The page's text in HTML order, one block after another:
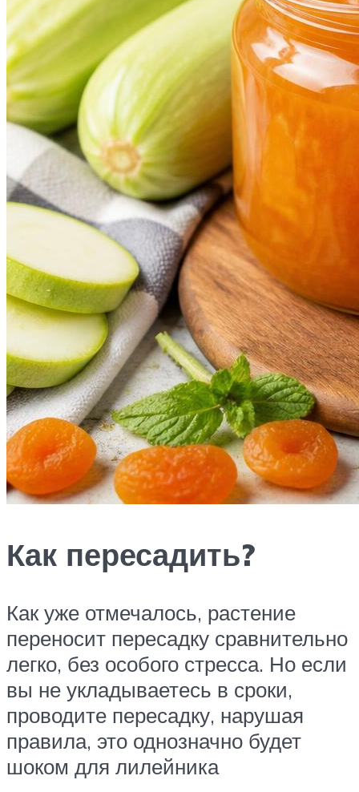
Как пересадить?
Как уже отмечалось, растение
переносит пересадку сравнительно
легко, без особого стресса. Но если
вы не укладываетесь в сроки,
проводите пересадку, нарушая
правила, это однозначно будет
шоком для лилейника